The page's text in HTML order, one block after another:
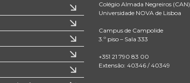
Colégio Almada Negreiros (CAN)
Universidade NOVA de Lisboa
Campus de Campolide
3.º piso – Sala 333
+351 21 790 83 00
Extensão: 40346 / 40349